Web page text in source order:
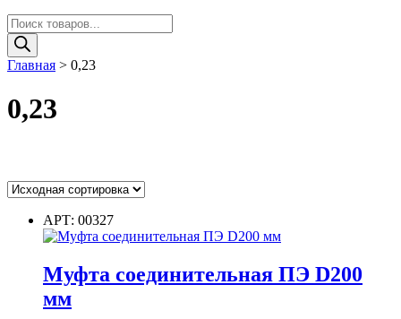
Поиск
товаров
Главная > 0,23
0,23
Цвет
Диаметр
АРТ: 00327
Муфта соединительная ПЭ D200
мм